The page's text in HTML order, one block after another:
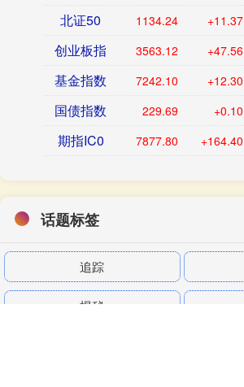
北证50 1134.24 +11.37
创业板指 3563.12 +47.56
基金指数 7242.10 +12.30
国债指数 229.69 +0.10
期指IC0 7877.80 +164.40
话题标签
追踪
揭秘